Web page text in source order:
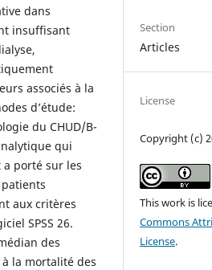
dans
insuffisant
associés à la
d’étude:
du CHUD/B-
qui
a porté sur les
aux critères
SPSS 26.
des
la mortalité des
Section
Articles
License
Copyright (c)
This work is
Commons
License.